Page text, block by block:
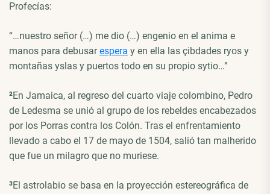
Profecías:
“…nuestro señor (…) me dio (…) engenio en el anima e
manos para debusarespera y en ella las çibdades ryos y
montañas yslas y puertos todo en su propio sytio…”
²En Jamaica, al regreso del cuarto viaje colombino, Pedro
de Ledesma se unió al grupo de los rebeldes encabezados
por los Porras contra los Colón. Tras el enfrentamiento
llevado a cabo el 17 de mayo de 1504, salió tan malherido
que fue un milagro que no muriese.
³El astrolabio se basa en la proyección estereográfica de